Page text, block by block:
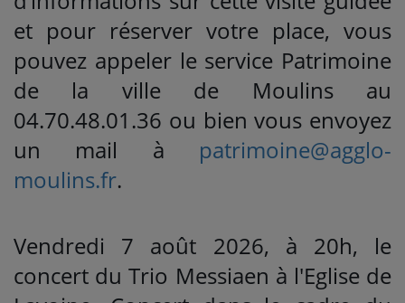
et pour réserver votre place, vous
pouvez appeler le service Patrimoine
de la ville de Moulins au
04.70.48.01.36 ou bien vous envoyez
un mail à patrimoine@agglo-
moulins.fr.
Vendredi 7 août 2026, à 20h, le
concert du Trio Messiaen à l'Eglise de